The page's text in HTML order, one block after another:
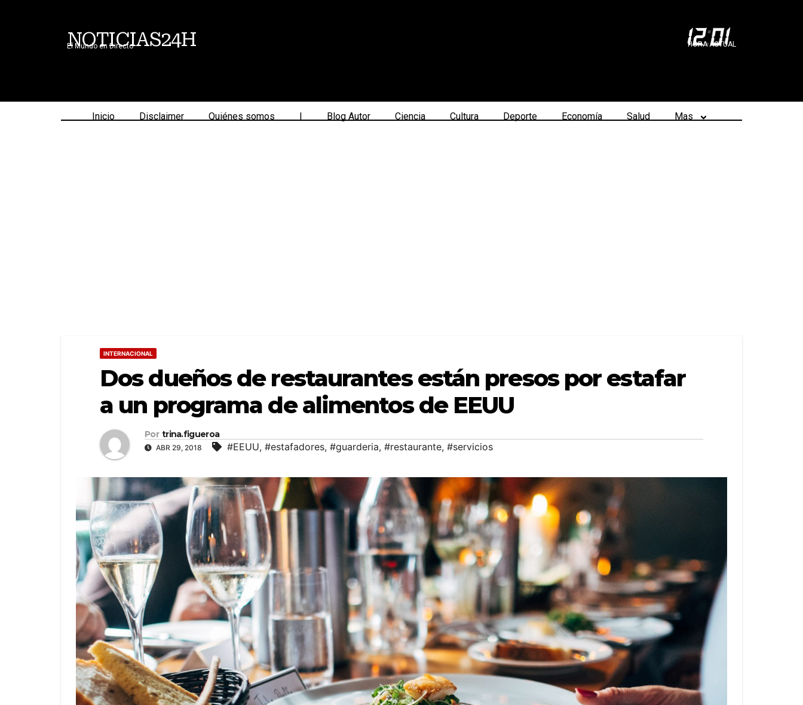
NOTICIAS24H
El Mundo en Directo 12:01
HORA ACTUAL
Inicio Disclaimer Quiénes somos | Blog Autor Ciencia Cultura Deporte Economía Salud Mas
INTERNACIONAL
Dos dueños de restaurantes están presos por estafar
a un programa de alimentos de EEUU
Por trina.figueroa
ABR 29, 2018 #EEUU, #estafadores, #guarderia, #restaurante, #servicios